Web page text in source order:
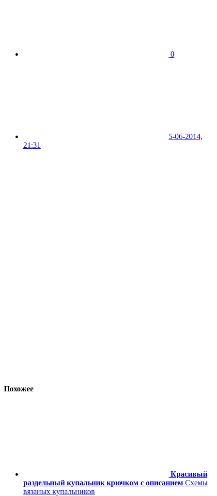
0
5-06-2014,
21:31
Похожее
Красивый
раздельный купальник крючком с описанием Схемы
вязаных купальников